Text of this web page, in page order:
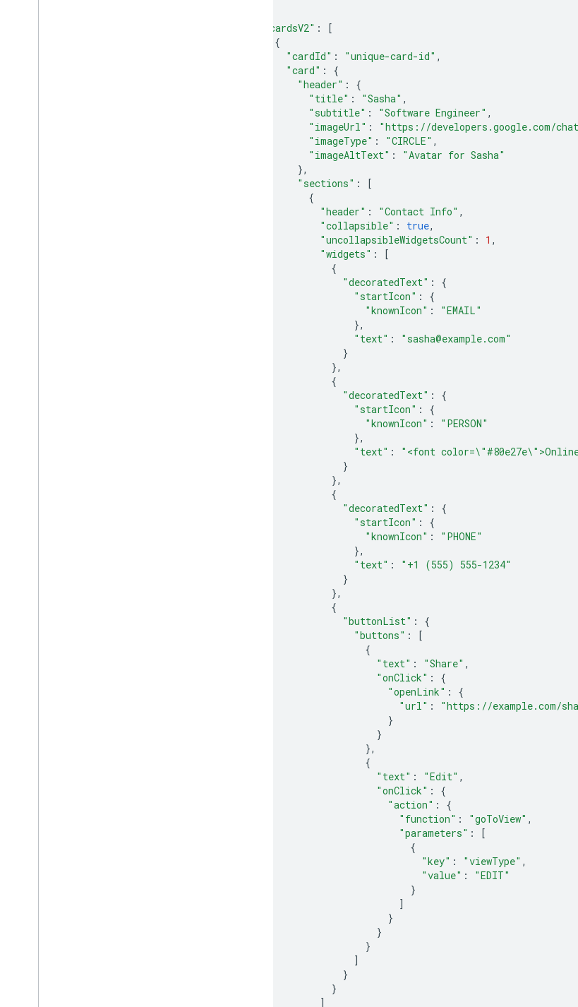
"cardsV2" :
[
{
"cardId" : "unique-card-id" ,
"card" :
{
"header" :
{
"title" : "Sasha" ,
"subtitle" : "Software Engineer" ,
"imageUrl" : "https://developers.google.com/
"imageType" : "CIRCLE" ,
"imageAltText" :
"Avatar for Sasha"
},
"sections" :
[
{
"header" : "Contact Info" ,
"collapsible" : true,
"uncollapsibleWidgetsCount" : 1 ,
"widgets" :
[
{
"decoratedText" :
{
"startIcon" :
{
"knownIcon" :
"EMAIL"
},
"text" :
"sasha@example.com"
}
},
{
"decoratedText" :
{
"startIcon" :
{
"knownIcon" :
"PERSON"
},
"text" :
"<font
}
},
{
"decoratedText" :
{
"startIcon" :
{
"knownIcon" :
"PHONE"
},
"text" :
"+1 (555) 555-1234"
}
},
{
"buttonList" :
{
"buttons" :
[
{
"text" : "Share" ,
"onClick" :
{
"openLink" :
{
"url" :
"https://example.com/
}
}
},
{
"text" : "Edit" ,
"onClick" :
{
"action" :
{
"function" : "goToView" ,
"parameters" :
[
{
"key" : "viewType" ,
"value" :
"EDIT"
}
]
}
}
}
]
}
}
]